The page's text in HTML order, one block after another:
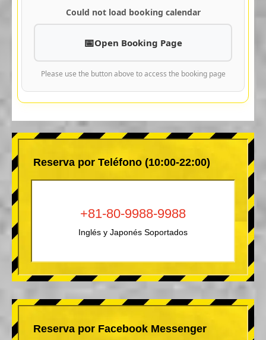
Could not load booking calendar
Open Booking Page
Please use the button above to access the booking page
Reserva por Teléfono (10:00-22:00)
+81-80-9988-9988
Inglés y Japonés Soportados
Reserva por Facebook Messenger